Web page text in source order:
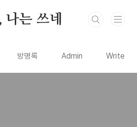
나는 쓰네
방명록 Admin Write